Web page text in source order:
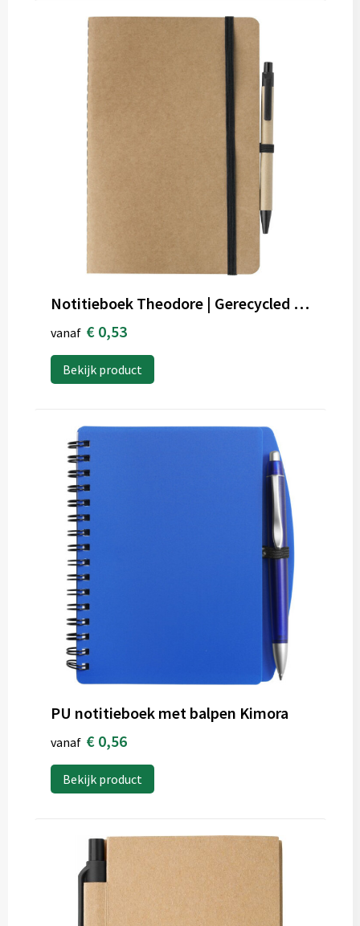
Notitieboek Theodore | Gerecycled | A5 | Blanco
vanaf € 0,53
Bekijk product
PU notitieboek met balpen Kimora
vanaf € 0,56
Bekijk product